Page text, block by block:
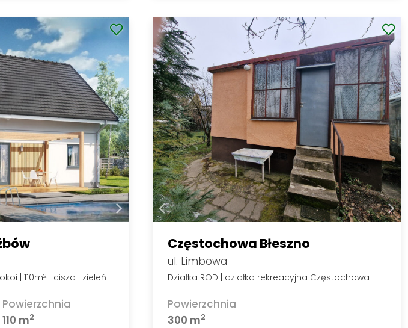
| 110m2 | cisza i zieleń
Powierzchnia
110 m2
Częstochowa Błeszno
ul. Limbowa
Działka ROD | działka rekreacyjna Częstochowa
Powierzchnia
300 m2